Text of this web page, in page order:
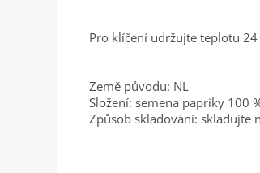
Pro klíčení udržujte teplotu
Země původu: NL
Složení: semena papriky 100
Způsob skladování: skladujte